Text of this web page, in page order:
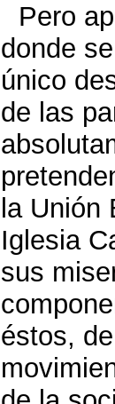
Pero
donde
único
de las
la
Iglesia
sus
éstos,